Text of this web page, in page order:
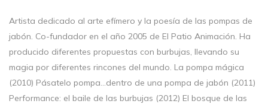
Artista dedicado al arte efímero y la poesía de las pompas de
jabón. Co-fundador en el año 2005 de El Patio Animación. Ha
producido diferentes propuestas con burbujas, llevando su
magia por diferentes rincones del mundo. La pompa mágica
(2010) Pásatelo pompa...dentro de una pompa de jabón (2011)
Performance: el baile de las burbujas (2012) El bosque de las